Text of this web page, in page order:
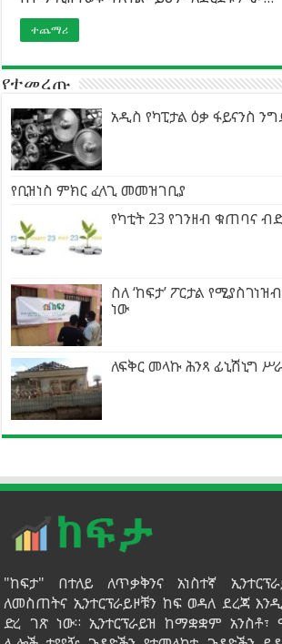
ተጨማሪ
የተመረጡ
አዲስ የካፒታል ዕቃ ፋይናንስ
የቢዝነስ ምክር ፈላጊ መመዝገቢያ
የካቲት 23 የገንዘብ ቁጠባና
ስለ ‘ከፍታ’ ፖርታል
ነው
ለፍቅር መላኩ ሕንጻ ፊኒሽኒግ
"ከፍታ" በተለይ ለጥቃቅንና አነስተኛ
ለመስጠትና ኢንተርፕራይዞቹን ከፍ ወዳለ ደረጃ
ድረ ገጽ ነው። ኢንተርፕራይዝ ከማቋቋም አንስቶ፣